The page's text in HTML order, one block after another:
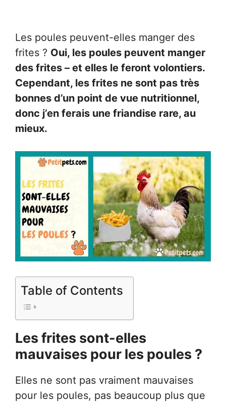
Les poules peuvent-elles manger des
frites ? Oui, les poules peuvent manger
des frites – et elles le feront volontiers.
Cependant, les frites ne sont pas très
bonnes d’un point de vue nutritionnel,
donc j’en ferais une friandise rare, au
mieux.
Table of Contents
Les frites sont-elles
mauvaises pour les poules ?
Elles ne sont pas vraiment mauvaises
pour les poules, pas beaucoup plus que